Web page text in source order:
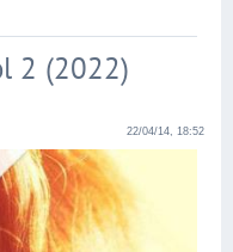
2 (2022)
22/04/14, 18:52